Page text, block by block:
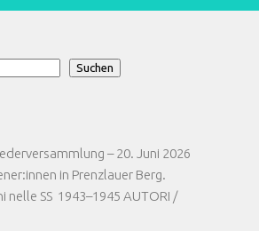
Suchen
– 20. Juni 2026
in Prenzlauer Berg.
nelle SS 1943–1945 AUTORI /